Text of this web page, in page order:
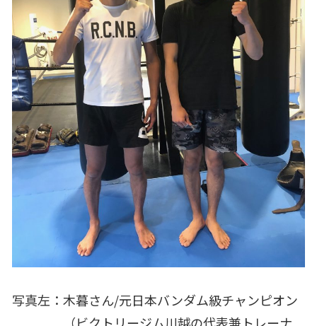
写真左：木暮さん/元日本バンダム級チャンピオン